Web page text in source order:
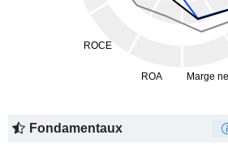
Fondamentaux